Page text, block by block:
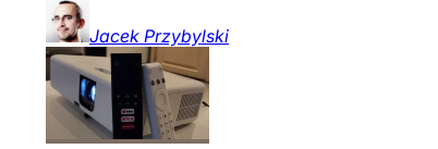
Jacek Przybylski